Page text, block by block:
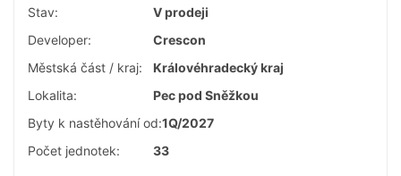
Stav:
V prodeji
Developer:
Crescon
Městská část / kraj:
Královéhradecký kraj
Lokalita:
Pec pod Sněžkou
Byty k nastěhování od:1Q/2027
Počet jednotek:
33